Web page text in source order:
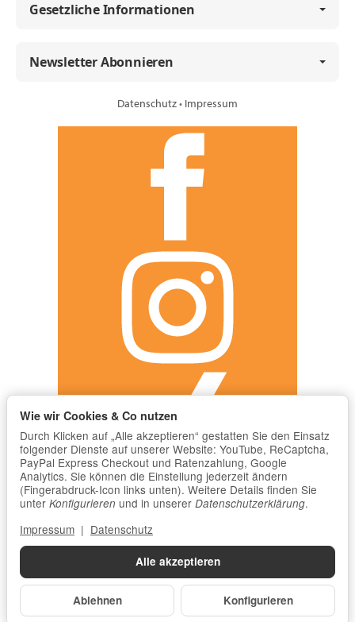
Gesetzliche Informationen
Newsletter Abonnieren
Datenschutz• Impressum
*Alle Preise inkl. gesetzlicher USt., zzgl.Versand
Alle akzeptieren
Ablehnen Konfigurieren
Wie wir Cookies & Co nutzen
Durch Klicken auf „Alle akzeptieren“ gestatten Sie den Einsatz
folgender Dienste auf unserer Website: YouTube, ReCaptcha,
PayPal Express Checkout und Ratenzahlung, Google
Analytics. Sie können die Einstellung jederzeit ändern
(Fingerabdruck-Icon links unten). Weitere Details finden Sie
unter Konfigurieren und in unserer Datenschutzerklärung.
Impressum | Datenschutz